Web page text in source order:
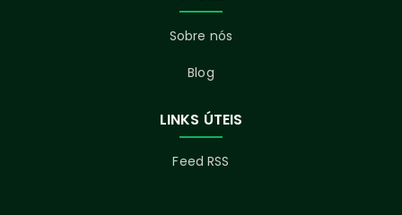
Sobre nós
Blog
LINKS ÚTEIS
Feed RSS